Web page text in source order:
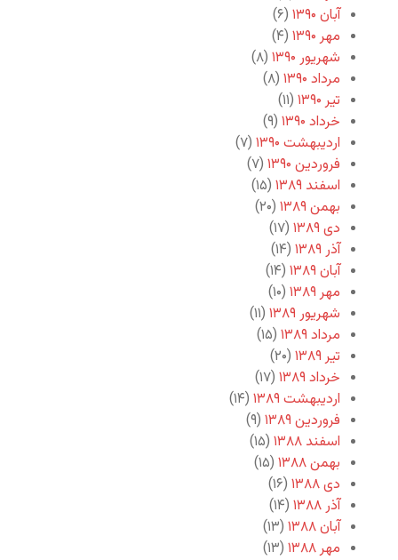
آبان ۱۳۹۰
(۶)
مهر ۱۳۹۰
(۴)
شهریور ۱۳۹۰
(۸)
مرداد ۱۳۹۰
(۸)
تیر ۱۳۹۰
(۱۱)
خرداد ۱۳۹۰
(۹)
اردیبهشت ۱۳۹۰
(۷)
فروردین ۱۳۹۰
(۷)
اسفند ۱۳۸۹
(۱۵)
بهمن ۱۳۸۹
(۲۰)
دی ۱۳۸۹
(۱۷)
آذر ۱۳۸۹
(۱۴)
آبان ۱۳۸۹
(۱۴)
مهر ۱۳۸۹
(۱۰)
شهریور ۱۳۸۹
(۱۱)
مرداد ۱۳۸۹
(۱۵)
تیر ۱۳۸۹
(۲۰)
خرداد ۱۳۸۹
(۱۷)
اردیبهشت ۱۳۸۹
(۱۴)
فروردین ۱۳۸۹
(۹)
اسفند ۱۳۸۸
(۱۵)
بهمن ۱۳۸۸
(۱۵)
دی ۱۳۸۸
(۱۶)
آذر ۱۳۸۸
(۱۴)
آبان ۱۳۸۸
(۱۳)
مهر ۱۳۸۸
(۱۳)